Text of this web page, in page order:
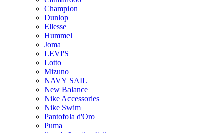
Champion
Dunlop
Ellesse
Hummel
Joma
LEVI'S
Lotto
Mizuno
NAVY SAIL
New Balance
Nike Accessories
Nike Swim
Pantofola d'Oro
Puma